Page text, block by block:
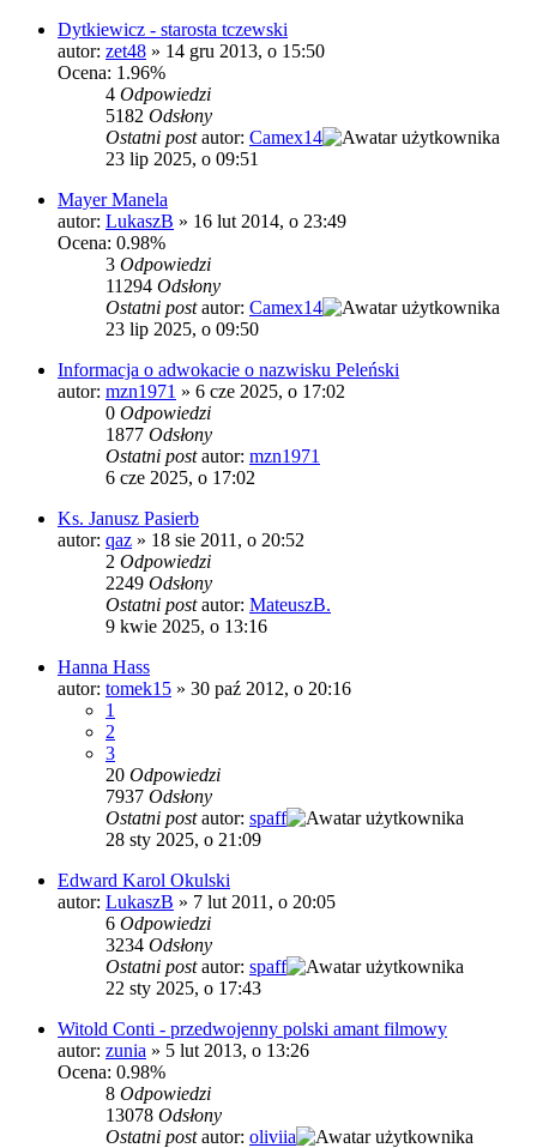
Dytkiewicz - starosta tczewski
autor: zet48 » 14 gru 2013, o 15:50
Ocena: 1.96%
4 Odpowiedzi
5182 Odsłony
Ostatni postautor: Camex14
23 lip 2025, o 09:51
Mayer Manela
autor: LukaszB » 16 lut 2014, o 23:49
Ocena: 0.98%
3 Odpowiedzi
11294 Odsłony
Ostatni postautor: Camex14
23 lip 2025, o 09:50
Informacja o adwokacie o nazwisku Peleński
autor: mzn1971 » 6 cze 2025, o 17:02
0 Odpowiedzi
1877 Odsłony
Ostatni postautor: mzn1971
6 cze 2025, o 17:02
Ks. Janusz Pasierb
autor: qaz » 18 sie 2011, o 20:52
2 Odpowiedzi
2249 Odsłony
Ostatni postautor: MateuszB.
9 kwie 2025, o 13:16
Hanna Hass
autor: tomek15 » 30 paź 2012, o 20:16
1
2
3
20 Odpowiedzi
7937 Odsłony
Ostatni postautor: spaff
28 sty 2025, o 21:09
Edward Karol Okulski
autor: LukaszB » 7 lut 2011, o 20:05
6 Odpowiedzi
3234 Odsłony
Ostatni postautor: spaff
22 sty 2025, o 17:43
Witold Conti - przedwojenny polski amant filmowy
autor: zunia » 5 lut 2013, o 13:26
Ocena: 0.98%
8 Odpowiedzi
13078 Odsłony
Ostatni postautor: oliviia